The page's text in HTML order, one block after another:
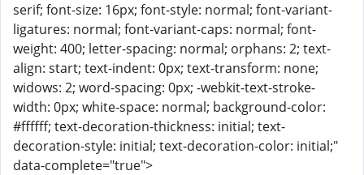
serif; font-size: 16px; font-style: normal; font-variant-
ligatures: normal; font-variant-caps: normal; font-
weight: 400; letter-spacing: normal; orphans: 2; text-
align: start; text-indent: 0px; text-transform: none;
widows: 2; word-spacing: 0px; -webkit-text-stroke-
width: 0px; white-space: normal; background-color:
#ffffff; text-decoration-thickness: initial; text-
decoration-style: initial; text-decoration-color: initial;"
data-complete="true">